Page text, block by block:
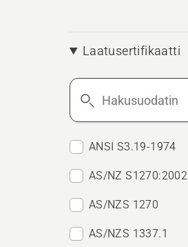
Laatusertifikaatti
Hakusuodatin
ANSI S3.19-1974
AS/NZ S1270:2002
AS/NZS 1270
AS/NZS 1337.1